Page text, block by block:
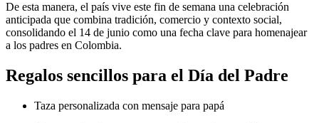
De esta manera, el país vive este fin de semana una celebración
anticipada que combina tradición, comercio y contexto social,
consolidando el 14 de junio como una fecha clave para homenajear
a los padres en Colombia.
Regalos sencillos para el Día del Padre
Taza personalizada con mensaje para papá